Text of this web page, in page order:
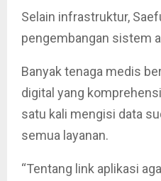
Selain infrastruktur,
pengembangan sistem
Banyak tenaga medis
digital yang
satu kali mengisi data
semua layanan.
“Tentang link aplikasi